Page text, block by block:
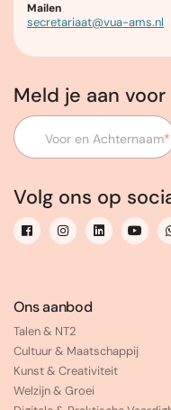
Mailen
secretariaat@vua-ams.nl
Meld je aan
Voor en Achternaam*
Volg ons op
Ons aanbod
Talen & NT2
Cultuur & Maatschappij
Kunst & Creativiteit
Welzijn & Groei